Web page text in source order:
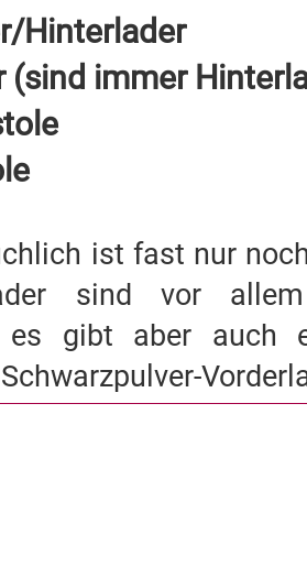
Hinterlader
(sind immer
ist fast nur
sind vor
es gibt aber auch